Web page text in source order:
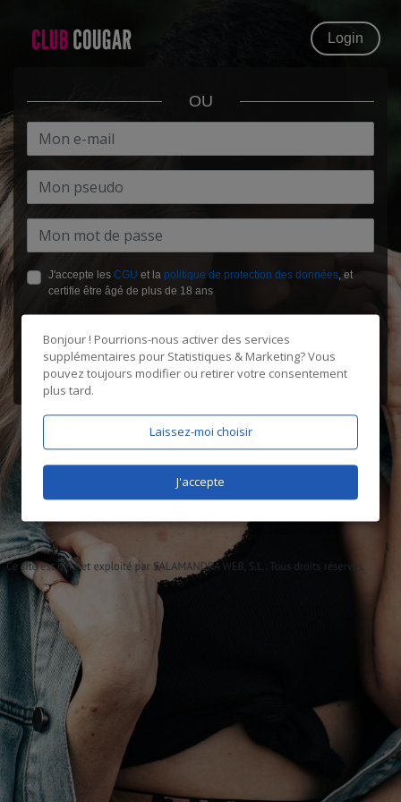
Login
OU
J'accepte les CGU et la politique de protection des données, et
certifie être âgé de plus de 18 ans
Bonjour ! Pourrions-nous activer des services
supplémentaires pour Statistiques & Marketing? Vous
pouvez toujours modifier ou retirer votre consentement
plus tard.
Laissez-moi choisir
J'accepte